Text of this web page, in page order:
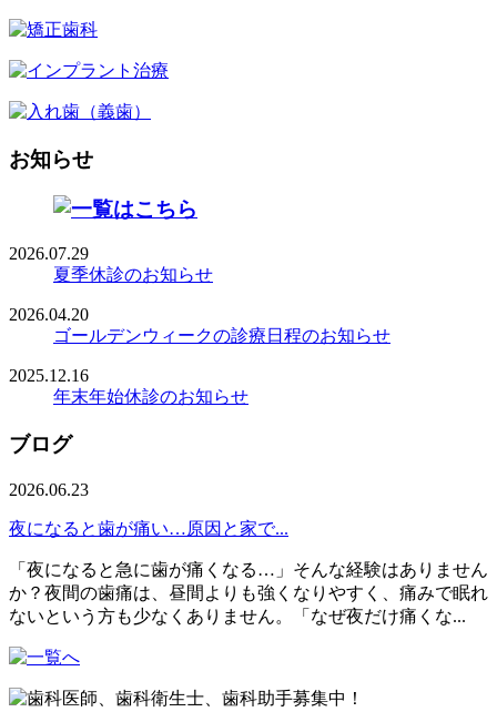
お知らせ
2026.07.29
夏季休診のお知らせ
2026.04.20
ゴールデンウィークの診療日程のお知らせ
2025.12.16
年末年始休診のお知らせ
ブログ
2026.06.23
夜になると歯が痛い…原因と家で...
「夜になると急に歯が痛くなる…」そんな経験はありません
か？夜間の歯痛は、昼間よりも強くなりやすく、痛みで眠れ
ないという方も少なくありません。「なぜ夜だけ痛くな...